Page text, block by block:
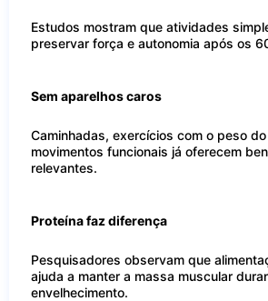
Estudos mostram que atividades
preservar força e autonomia após os
Sem aparelhos caros
Caminhadas, exercícios com o peso
movimentos funcionais já oferecem
relevantes.
Proteína faz diferença
Pesquisadores observam que
ajuda a manter a massa muscular
envelhecimento.